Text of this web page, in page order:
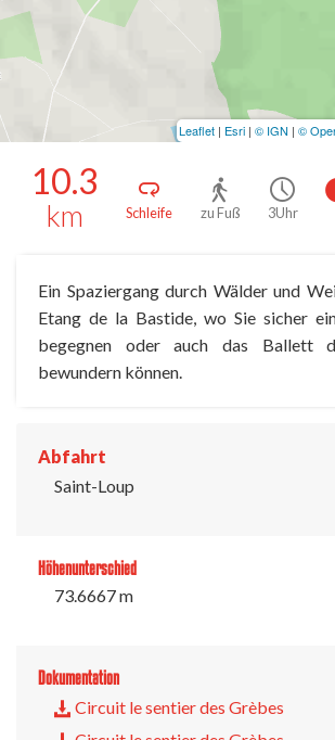
10.3
km Schleife zu Fuß 3Uhr
Ein Spaziergang durch Wälder und
Etang de la Bastide, wo Sie sicher
begegnen oder auch das Ballett
bewundern können.
Abfahrt
Saint-Loup
Höhenunterschied
73.6667 m
Dokumentation
Circuit le sentier des Grèbes
Leaflet | Esri | © IGN | ©